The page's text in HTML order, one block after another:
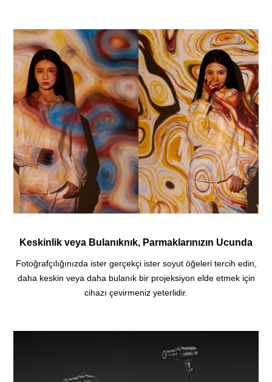
Keskinlik veya Bulanıknık, Parmaklarınızın Ucunda
Fotoğrafçılığınızda ister gerçekçi ister soyut öğeleri tercih edin,
daha keskin veya daha bulanık bir projeksiyon elde etmek için
cihazı çevirmeniz yeterlidir.